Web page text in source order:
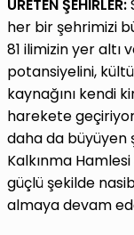
ÜRETEN ŞEHİRLER:
her bir şehrimizi
81 ilimizin yer altı
potansiyelini,
kaynağını kendi
harekete
daha da büyüyen
Kalkınma
güçlü şekilde
almaya devam